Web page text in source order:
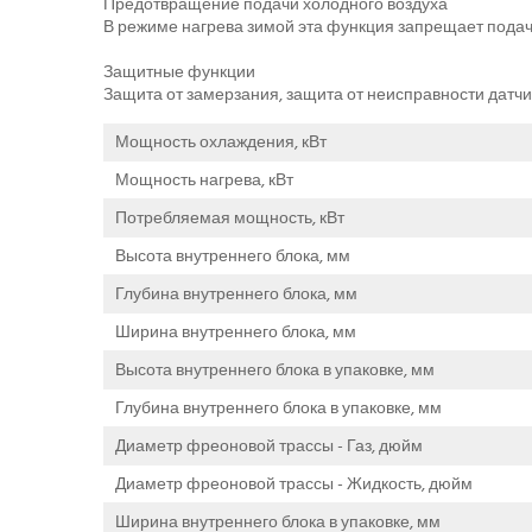
В режиме нагрева зимой эта функция запрещает
Защитные функции
Защита от замерзания, защита от неисправности
Мощность охлаждения, кВт
Мощность нагрева, кВт
Потребляемая мощность, кВт
Высота внутреннего блока, мм
Глубина внутреннего блока, мм
Ширина внутреннего блока, мм
Высота внутреннего блока в упаковке, мм
Глубина внутреннего блока в упаковке, мм
Диаметр фреоновой трассы - Газ, дюйм
Диаметр фреоновой трассы - Жидкость, дюйм
Ширина внутреннего блока в упаковке, мм